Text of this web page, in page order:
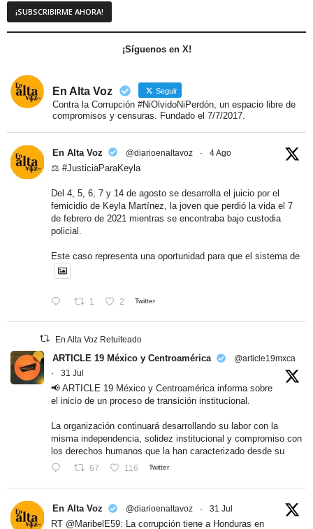
¡Síguenos en X!
En Alta Voz Seguir
Contra la Corrupción #NiOlvidoNiPerdón, un espacio libre de
compromisos y censuras. Fundado el 7/7/2017.
En Alta Voz @diarioenaltavoz · 4 Ago
⚖️ #JusticiaParaKeyla
Del 4, 5, 6, 7 y 14 de agosto se desarrolla el juicio por el
femicidio de Keyla Martínez, la joven que perdió la vida el 7
de febrero de 2021 mientras se encontraba bajo custodia
policial.
Este caso representa una oportunidad para que el sistema de
1 2 Twitter
En Alta Voz Retuiteado
ARTICLE 19 México y Centroamérica
@article19mxca
·
31 Jul
📢 ARTICLE 19 México y Centroamérica informa sobre
el inicio de un proceso de transición institucional.
La organización continuará desarrollando su labor con la
misma independencia, solidez institucional y compromiso con
los derechos humanos que la han caracterizado desde su
67 116 Twitter
En Alta Voz @diarioenaltavoz · 31 Jul
RT @MaribelE59: La corrupción tiene a Honduras en